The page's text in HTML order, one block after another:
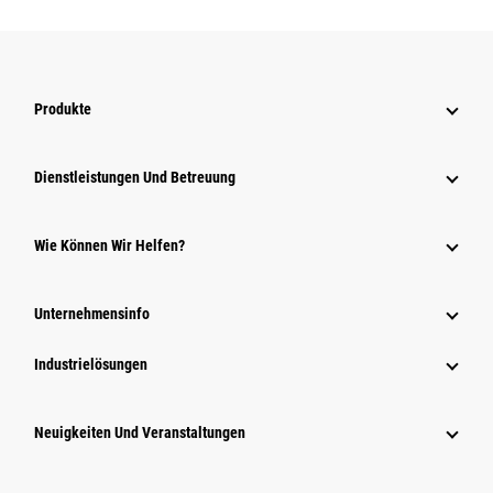
Produkte
Dienstleistungen Und Betreuung
Wie Können Wir Helfen?
Unternehmensinfo
Industrielösungen
Neuigkeiten Und Veranstaltungen